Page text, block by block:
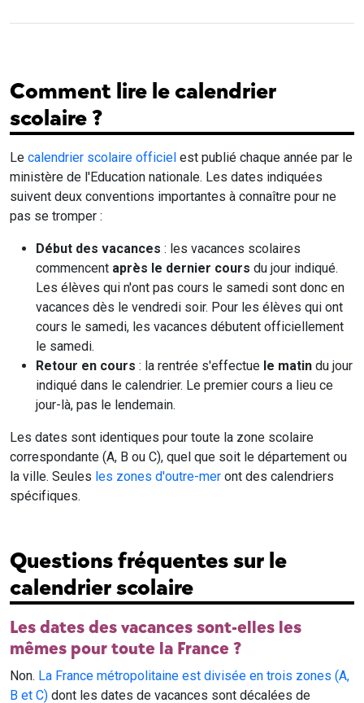
Comment lire le calendrier
scolaire ?
Le calendrier scolaire officiel est publié chaque année par le
ministère de l'Education nationale. Les dates indiquées
suivent deux conventions importantes à connaître pour ne
pas se tromper :
Début des vacances : les vacances scolaires
commencent après le dernier cours du jour indiqué.
Les élèves qui n'ont pas cours le samedi sont donc en
vacances dès le vendredi soir. Pour les élèves qui ont
cours le samedi, les vacances débutent officiellement
le samedi.
Retour en cours : la rentrée s'effectue le matin du jour
indiqué dans le calendrier. Le premier cours a lieu ce
jour-là, pas le lendemain.
Les dates sont identiques pour toute la zone scolaire
correspondante (A, B ou C), quel que soit le département ou
la ville. Seules les zones d'outre-mer ont des calendriers
spécifiques.
Questions fréquentes sur le
calendrier scolaire
Les dates des vacances sont-elles les
mêmes pour toute la France ?
Non. La France métropolitaine est divisée en trois zones (A,
B et C) dont les dates de vacances sont décalées de